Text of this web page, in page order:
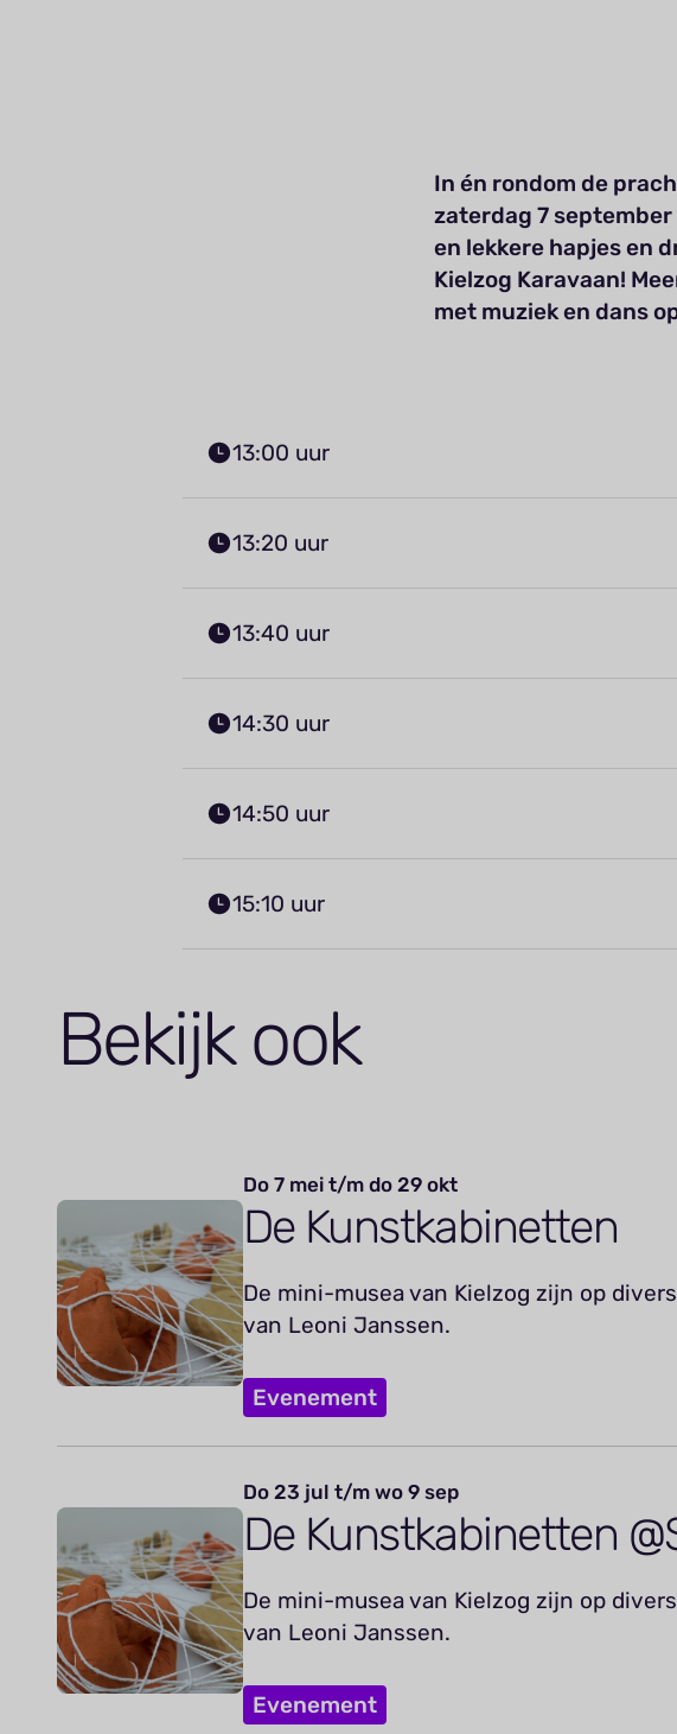
In én rondom de
zaterdag 7
en lekkere hapjes en
Kielzog Karavaan!
met muziek en dans
13:00 uur
13:20 uur
13:40 uur
14:30 uur
14:50 uur
15:10 uur
Bekijk ook
Do 7 mei t/m do 29 okt
De Kunstkabinetten
De mini-musea van Kielzog zijn op
van Leoni Janssen.
Evenement
Do 23 jul t/m wo 9 sep
De Kunstkabinetten
De mini-musea van Kielzog zijn op
van Leoni Janssen.
Evenement